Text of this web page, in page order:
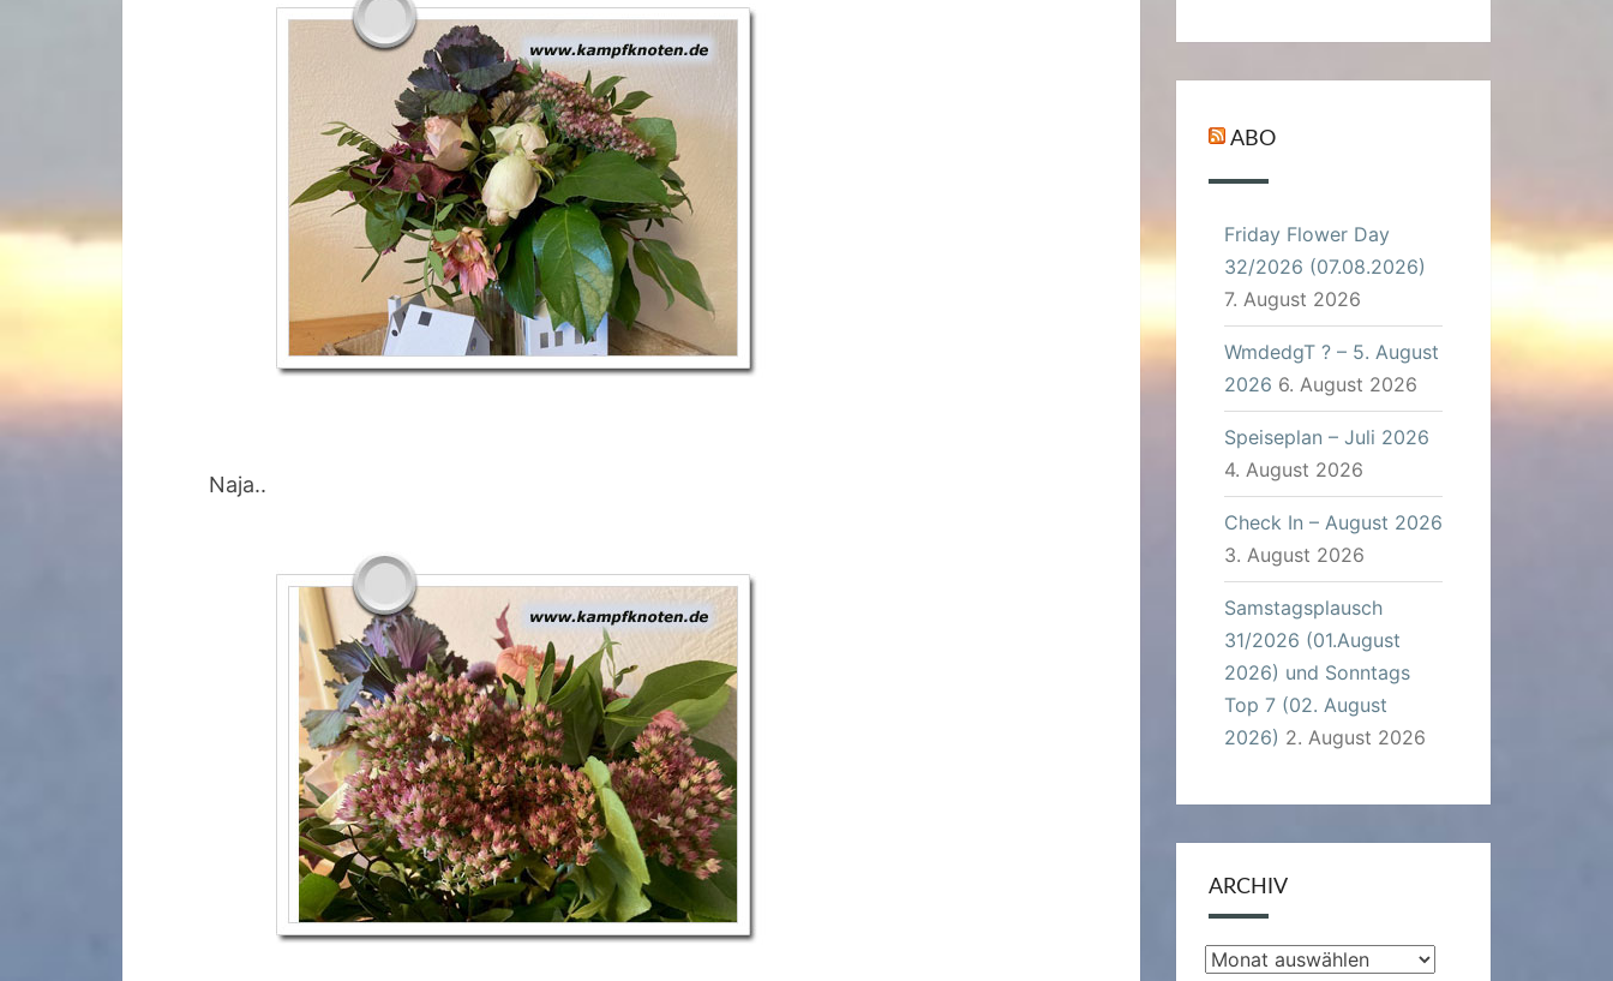
Naja..
ABO
Friday Flower Day
32/2026 (07.08.2026)
7. August 2026
WmdedgT ? – 5. August
2026 6. August 2026
Speiseplan – Juli 2026
4. August 2026
Check In – August 2026
3. August 2026
Samstagsplausch
31/2026 (01.August
2026) und Sonntags
Top 7 (02. August
2026) 2. August 2026
ARCHIV
Archiv